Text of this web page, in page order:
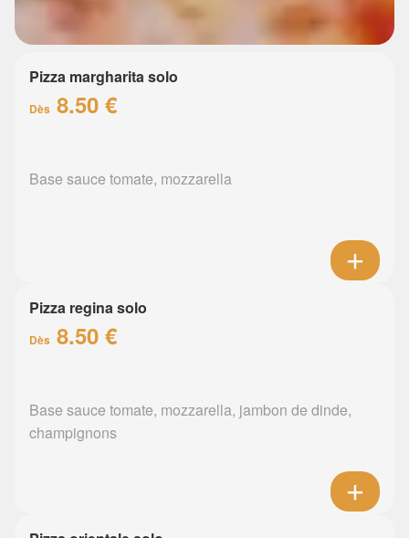
Pizza margharita solo
Dès 8.50 €
Base sauce tomate, mozzarella
Pizza regina solo
Dès 8.50 €
Base sauce tomate, mozzarella, jambon de dinde,
champignons